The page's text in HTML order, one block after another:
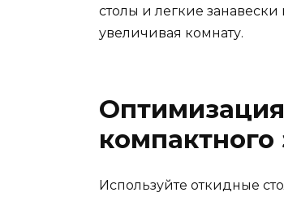
столы и легкие занавески
увеличивая комнату.
Используйте откидные